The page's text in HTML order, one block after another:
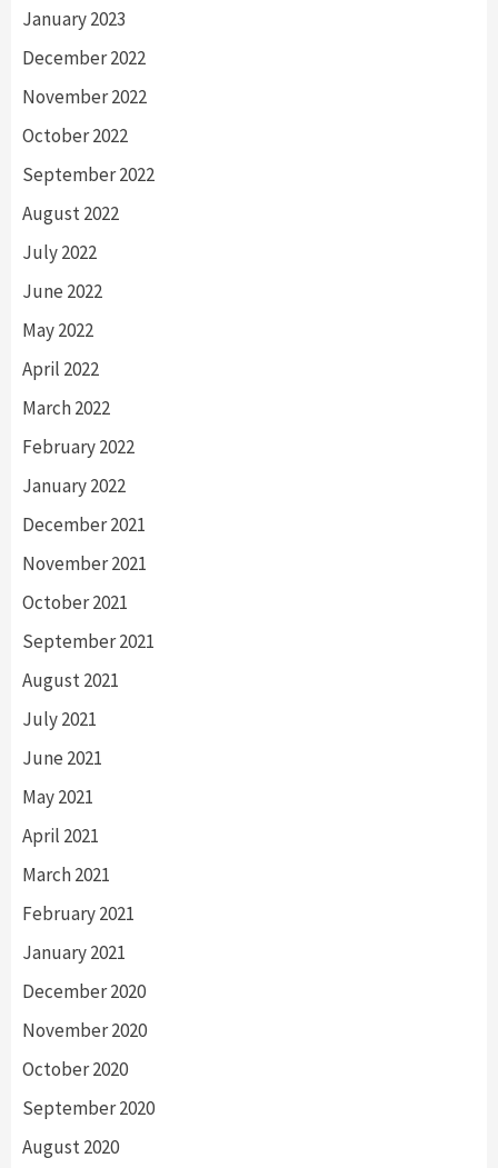
January 2023
December 2022
November 2022
October 2022
September 2022
August 2022
July 2022
June 2022
May 2022
April 2022
March 2022
February 2022
January 2022
December 2021
November 2021
October 2021
September 2021
August 2021
July 2021
June 2021
May 2021
April 2021
March 2021
February 2021
January 2021
December 2020
November 2020
October 2020
September 2020
August 2020